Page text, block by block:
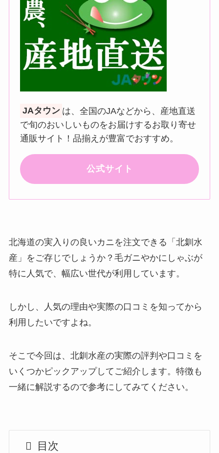
JAタウン は、全国のJAなどから、産地直送
で旬のおいしいものをお届けするお取り寄せ
通販サイト！品揃えが豊富でおすすめ。
公式サイト
北海道の実入りの良いカニを注文できる「北釧水
産」をご存じでしょうか？毛ガニやかにしゃぶが
特に人気で、幅広い世代が利用しています。
しかし、人気の理由や実際の口コミを知ってから
利用したいですよね。
そこで今回は、北釧水産の実際の評判や口コミを
いくつかピックアップしてご紹介します。特徴も
一緒に解説するので参考にしてみてください。
目次